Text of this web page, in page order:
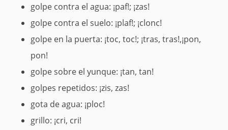
golpe contra el agua: ¡paf!; ¡zas!
golpe contra el suelo: ¡plaf!; ¡clonc!
golpe en la puerta: ¡toc, toc!; ¡tras, tras!,¡pon,
pon!
golpe sobre el yunque: ¡tan, tan!
golpes repetidos: ¡zis, zas!
gota de agua: ¡ploc!
grillo: ¡cri, cri!